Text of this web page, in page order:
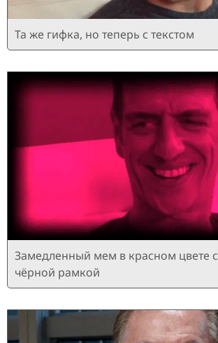
Та же гифка, но теперь с текстом
Замедленный мем в красном цвете
чёрной рамкой